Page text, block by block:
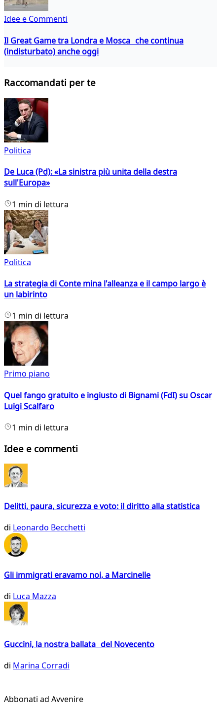
Idee e Commenti
Il Great Game tra Londra e Mosca che continua
(indisturbato) anche oggi
Raccomandati per te
Politica
De Luca (Pd): «La sinistra più unita della destra
sull'Europa»
1 min di lettura
Politica
La strategia di Conte mina l'alleanza e il campo largo è
un labirinto
1 min di lettura
Primo piano
Quel fango gratuito e ingiusto di Bignami (FdI) su Oscar
Luigi Scalfaro
1 min di lettura
Idee e commenti
Delitti, paura, sicurezza e voto: il diritto alla statistica
di Leonardo Becchetti
Gli immigrati eravamo noi, a Marcinelle
di Luca Mazza
Guccini, la nostra ballata del Novecento
di Marina Corradi
Abbonati ad Avvenire